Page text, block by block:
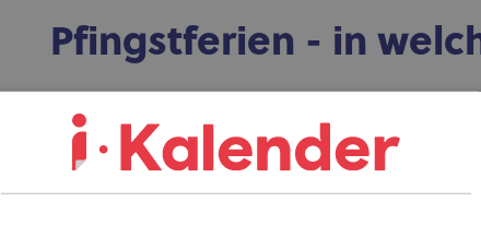
Pfingstferien - in
Pfingstferien werden von den Ländern selbst
Württemberg, Bayern, Berlin, Brandenburg, Bremen,
Nordrhein-Westfalen. Hamburg und Sachsen-Anhalt
Daten fallen. Weitere Länder wie Thüringen und